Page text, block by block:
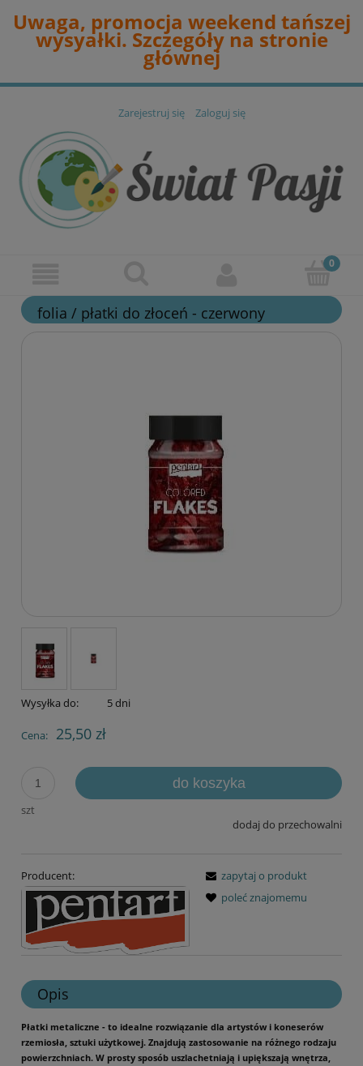
Uwaga, promocja weekend tańszej
wysyałki. Szczegóły na stronie
głównej
Zarejestruj się Zaloguj się
folia / płatki do złoceń - czerwony
Wysyłka do: 5 dni
Cena: 25,50 zł
szt
do koszyka
dodaj do przechowalni
Producent:
zapytaj o produkt
poleć znajomemu
Opis
Płatki metaliczne - to idealne rozwiązanie dla artystów i koneserów
rzemiosła, sztuki użytkowej. Znajdują zastosowanie na różnego rodzaju
powierzchniach. W prosty sposób uszlachetniają i upiększają wnętrza,